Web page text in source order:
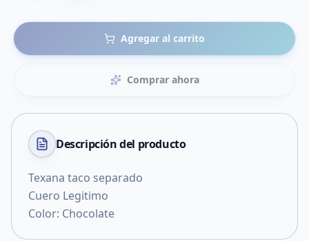
Agregar al carrito
Comprar ahora
Descripción del producto
Texana taco separado
Cuero Legitimo
Color: Chocolate